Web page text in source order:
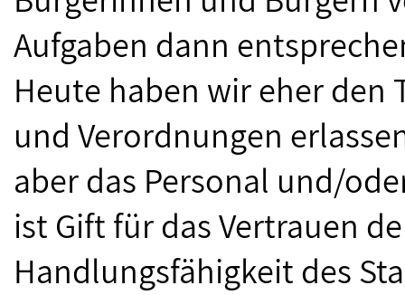
Aufgaben dann
Heute haben wir eher den
und Verordnungen
aber das Personal und/
ist Gift für das Vertrauen
Handlungsfähigkeit des